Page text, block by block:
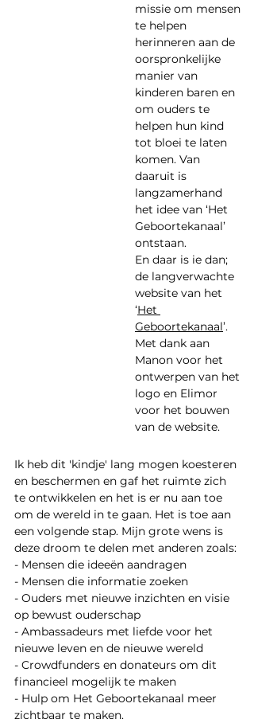
missie om mensen
te helpen
herinneren aan de
oorspronkelijke
manier van
kinderen baren en
om ouders te
helpen hun kind
tot bloei te laten
komen. Van
daaruit is
langzamerhand
het idee van ‘Het
Geboortekanaal’
ontstaan.
En daar is ie dan;
de langverwachte
website van het
‘Het
Geboortekanaal’.
Met dank aan
Manon voor het
ontwerpen van het
logo en Elimor
voor het bouwen
van de website.
Ik heb dit 'kindje' lang mogen koesteren
en beschermen en gaf het ruimte zich
te ontwikkelen en het is er nu aan toe
om de wereld in te gaan. Het is toe aan
een volgende stap. Mijn grote wens is
deze droom te delen met anderen zoals:
- Mensen die ideeën aandragen
- Mensen die informatie zoeken
- Ouders met nieuwe inzichten en visie
op bewust ouderschap
- Ambassadeurs met liefde voor het
nieuwe leven en de nieuwe wereld
- Crowdfunders en donateurs om dit
financieel mogelijk te maken
- Hulp om Het Geboortekanaal meer
zichtbaar te maken.